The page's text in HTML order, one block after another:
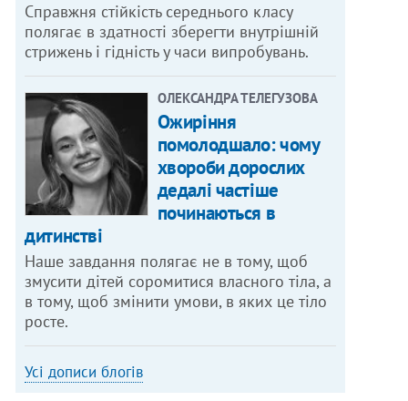
Справжня стійкість середнього класу
полягає в здатності зберегти внутрішній
стрижень і гідність у часи випробувань.
ОЛЕКСАНДРА ТЕЛЕГУЗОВА
Ожиріння
помолодшало: чому
хвороби дорослих
дедалі частіше
починаються в
дитинстві
Наше завдання полягає не в тому, щоб
змусити дітей соромитися власного тіла, а
в тому, щоб змінити умови, в яких це тіло
росте.
Усі дописи блогів